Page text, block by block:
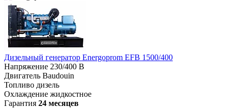
Дизельный генератор Energoprom EFB 1500/400
Напряжение 230/400 В
Двигатель Baudouin
Топливо дизель
Охлаждение жидкостное
Гарантия 24 месяцев